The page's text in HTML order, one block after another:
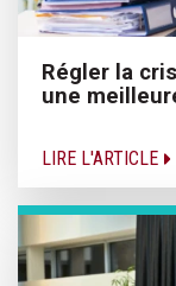
Régler la
une
LIRE L'ARTICLE